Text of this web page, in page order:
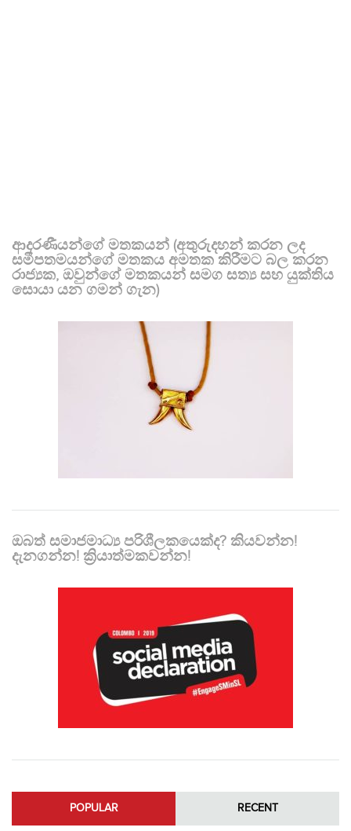
ආදරණීයන්ගේ මතකයන් (අතුරුදහන් කරන ලද
සමීපතමයන්ගේ මතකය අමතක කිරීමට බල කරන
රාජ්‍යක, ඔවුන්ගේ මතකයන් සමග සත්‍ය සහ යුක්තිය
සොයා යන ගමන් ගැන)
ඔබත් සමාජමාධ්‍ය පරිශීලකයෙක්ද? කියවන්න!
දැනගන්න! ක්‍රියාත්මකවන්න!
POPULAR RECENT